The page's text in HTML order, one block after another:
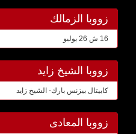
زووبا الزمالك
16 ش 26 يوليو
زووبا الشيخ زايد
كابيتال بيزنس بارك- الشيخ زايد
زووبا المعادى